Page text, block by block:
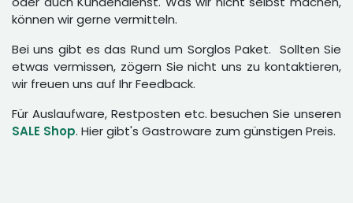
können wir gerne vermitteln.
Bei uns gibt es das Rund um Sorglos Paket. Sollten Sie
etwas vermissen, zögern Sie nicht uns zu kontaktieren,
wir freuen uns auf Ihr Feedback.
Für Auslaufware, Restposten etc. besuchen Sie unseren
SALE Shop. Hier gibt's Gastroware zum günstigen Preis.